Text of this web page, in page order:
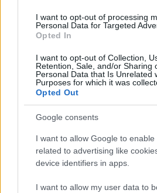
I want to opt-out of processing
Personal Data for Targeted
Opted In
I want to opt-out of Collection,
Retention, Sale, and/or Sharing
Personal Data that Is Unrelated
Purposes for which it was
Opted Out
Google consents
I want to allow Google to enable
related to advertising like
device identifiers in apps.
I want to allow my user data to
Continua a leggere
B2B NEWS